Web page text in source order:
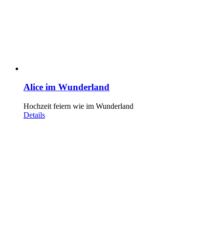
Alice im Wunderland
Hochzeit feiern wie im Wunderland
Details